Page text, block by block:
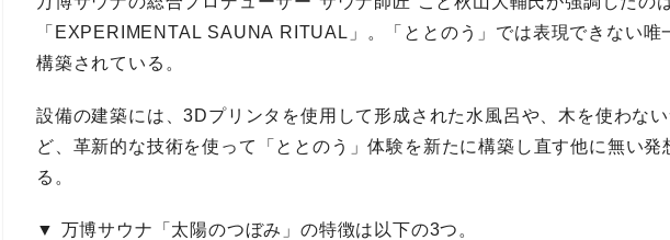
「EXPERIMENTAL SAUNA RITUAL」。「ととのう」では表現できない唯
構築されている。
設備の建築には、3Dプリンタを使用して形成された水風呂や、木を使わな
ど、革新的な技術を使って「ととのう」体験を新たに構築し直す他に無い発
る。
▼ 万博サウナ「太陽のつぼみ」の特徴は以下の3つ。